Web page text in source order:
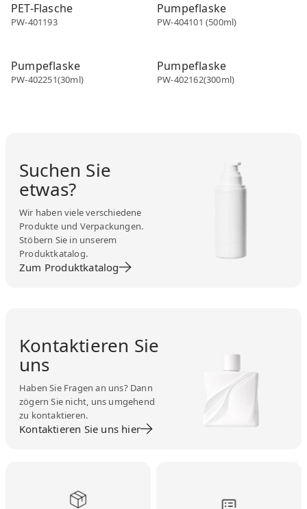
PET-Flasche
PW-401193
Pumpeflaske
PW-404101 (500ml)
Pumpeflaske
PW-402251(30ml)
Pumpeflaske
PW-402162(300ml)
Suchen Sie
etwas?
Wir haben viele verschiedene
Produkte und Verpackungen.
Stöbern Sie in unserem
Produktkatalog.
Zum Produktkatalog
Kontaktieren Sie
uns
Haben Sie Fragen an uns? Dann
zögern Sie nicht, uns umgehend
zu kontaktieren.
Kontaktieren Sie uns hier